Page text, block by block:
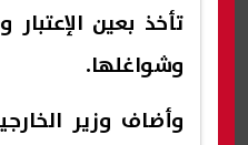
تأخذ بعين
وشواغلها.
وأضاف وزير